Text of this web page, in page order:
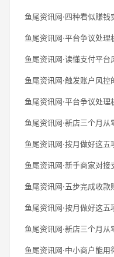
鱼尾资讯网·四种看似赚
鱼尾资讯网·平台争议处
鱼尾资讯网·读懂支付平
鱼尾资讯网·触发账户风控
鱼尾资讯网·平台争议处
鱼尾资讯网·新店三个月
鱼尾资讯网·按月做好这
鱼尾资讯网·新手商家对
鱼尾资讯网·五步完成收款
鱼尾资讯网·按月做好这
鱼尾资讯网·新店三个月
鱼尾资讯网·中小商户能